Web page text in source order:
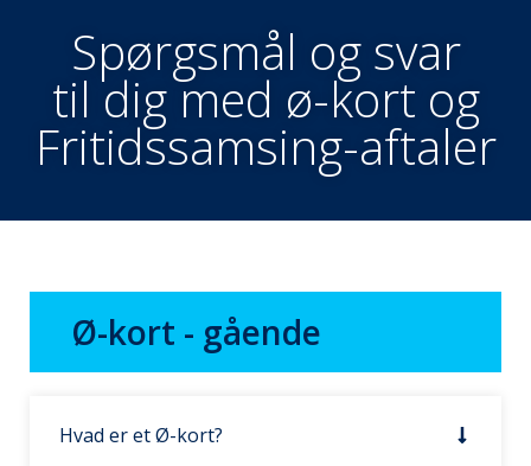
Spørgsmål og svar
til dig med ø-kort og
Fritidssamsing-aftaler
Ø-kort - gående
Hvad er et Ø-kort?